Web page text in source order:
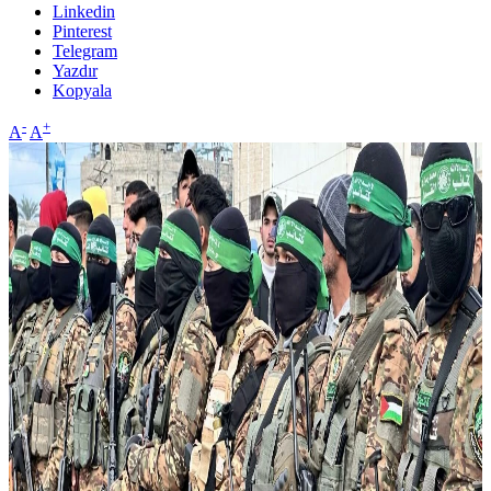
Linkedin
Pinterest
Telegram
Yazdır
Kopyala
A- A+